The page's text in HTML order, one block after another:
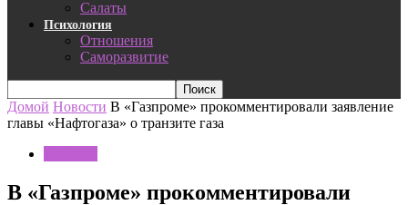
Салаты
Психология
Отношения
Саморазвитие
Домой Новости В «Газпроме» прокомментировали заявление
главы «Нафтогаза» о транзите газа
В «Газпроме» прокомментировали